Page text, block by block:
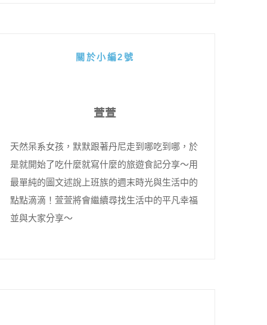
關於小編2號
萱萱
天然呆系女孩，默默跟著丹尼走到哪吃到哪，於
是就開始了吃什麼就寫什麼的旅遊食記分享～用
最單純的圖文述說上班族的週末時光與生活中的
點點滴滴！萱萱將會繼續尋找生活中的平凡幸福
並與大家分享～